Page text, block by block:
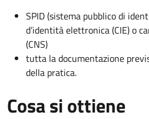
SPID (sistema pubblico di
d’identità elettronica (CIE) o
(CNS)
tutta la documentazione
della pratica.
Cosa si ottiene